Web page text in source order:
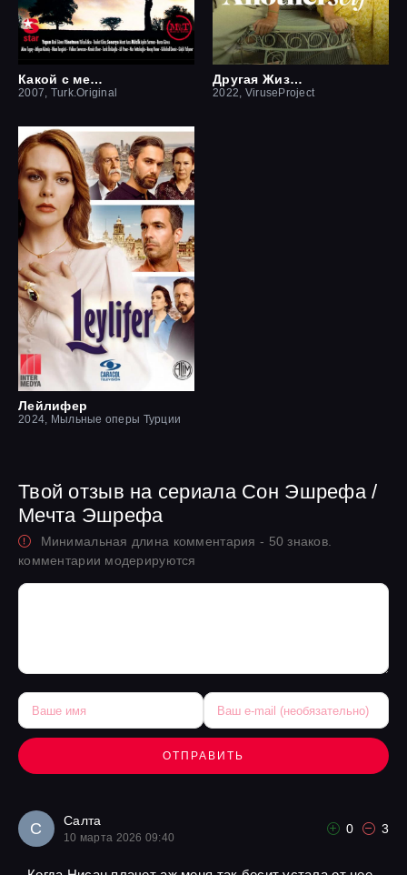
Какой с меня отец
2007, Turk.Original
Другая Жизнь
2022, ViruseProject
Лейлифер
2024, Мыльные оперы Турции
Твой отзыв на сериала Сон Эшрефа /
Мечта Эшрефа
Минимальная длина комментария - 50 знаков.
комментарии модерируются
ОТПРАВИТЬ
С Салта
10 марта 2026 09:40
0 3